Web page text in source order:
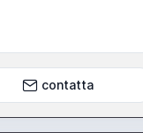
contatta